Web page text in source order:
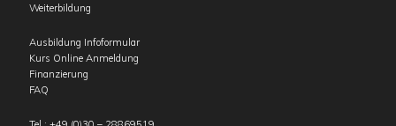
Weiterbildung
Ausbildung Infoformular
Kurs Online Anmeldung
Finanzierung
FAQ